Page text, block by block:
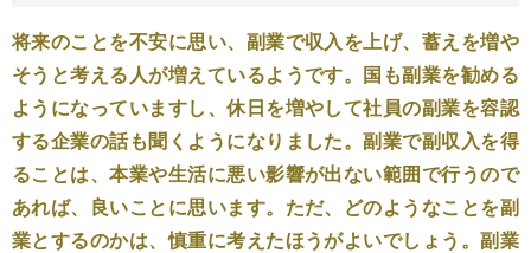
将来のことを不安に思い、副業で収入を上げ、蓄えを増や
そうと考える人が増えているようです。国も副業を勧める
ようになっていますし、休日を増やして社員の副業を容認
する企業の話も聞くようになりました。副業で副収入を得
ることは、本業や生活に悪い影響が出ない範囲で行うので
あれば、良いことに思います。ただ、どのようなことを副
業とするのかは、慎重に考えたほうがよいでしょう。副業